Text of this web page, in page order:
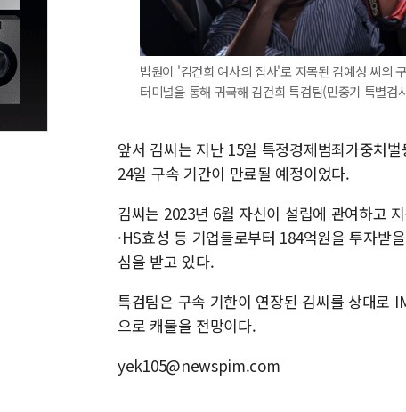
법원이 '김건희 여사의 집사'로 지목된 김예성 씨의
터미널을 통해 귀국해 김건희 특검팀(민중기 특별
앞서 김씨는 지난 15일 특정경제범죄가중처
24일 구속 기간이 만료될 예정이었다.
김씨는 2023년 6월 자신이 설립에 관여하고
·HS효성 등 기업들로부터 184억원을 투자받
심을 받고 있다.
특검팀은 구속 기한이 연장된 김씨를 상대로
으로 캐물을 전망이다.
yek105@newspim.com